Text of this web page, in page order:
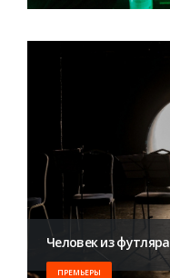
Человек из футляра
ПРЕМЬЕРЫ